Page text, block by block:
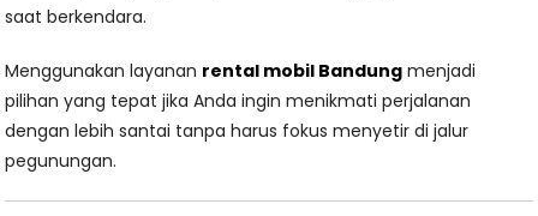
saat berkendara.
Menggunakan layanan rental mobil Bandung menjadi
pilihan yang tepat jika Anda ingin menikmati perjalanan
dengan lebih santai tanpa harus fokus menyetir di jalur
pegunungan.